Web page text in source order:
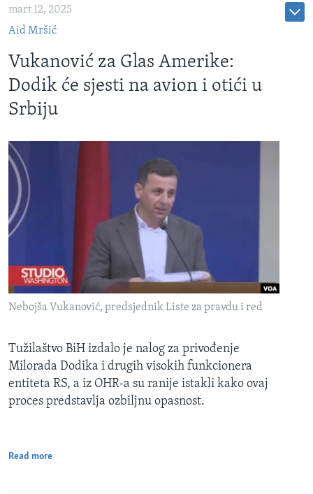
mart 12, 2025
Aid Mršić
Vukanović za Glas Amerike:
Dodik će sjesti na avion i otići u
Srbiju
Nebojša Vukanović, predsjednik Liste za pravdu i red
Tužilaštvo BiH izdalo je nalog za privođenje
Milorada Dodika i drugih visokih funkcionera
entiteta RS, a iz OHR-a su ranije istakli kako ovaj
proces predstavlja ozbiljnu opasnost.
Read more